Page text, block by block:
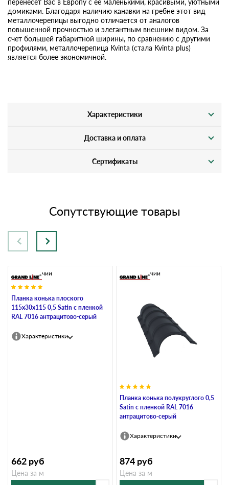
домиками. Благодаря наличию канавки на гребне этот вид
металлочерепицы выгодно отличается от аналогов
повышенной прочностью и элегантным внешним видом. За
счет большей габаритной ширины, по сравнению с другими
профилями, металлочерепица Kvinta (стала Kvinta plus)
является более экономичной.
Характеристики
Доставка и оплата
Сертификаты
Сопутствующие товары
Планка конька плоского
115х30х115 0,5 Satin с пленкой
RAL 7016 антрацитово-серый
В наличии
Характеристики
662 руб
Цена за м
Планка конька полукруглого 0,5
Satin с пленкой RAL 7016
антрацитово-серый
В наличии
Характеристики
874 руб
Цена за м